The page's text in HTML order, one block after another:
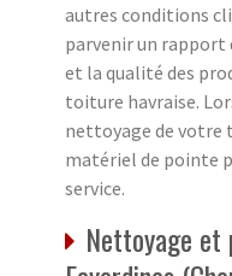
autres conditions
parvenir un
et la qualité des
toiture havraise.
nettoyage de votre
matériel de pointe
service.
Nettoyage